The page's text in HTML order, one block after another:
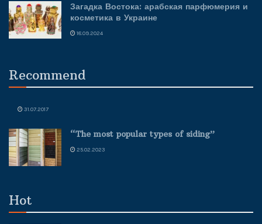
Загадка Востока: арабская парфюмерия и
косметика в Украине
18.09.2024
Recommend
31.07.2017
“The most popular types of siding”
25.02.2023
Hot